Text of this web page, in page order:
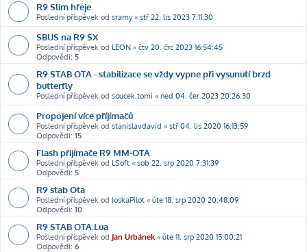
R9 Slim hřeje
Poslední příspěvek od sramy« stř 22. lis 2023 7:11:30
SBUS na R9 SX
Poslední příspěvek od LEON « čtv 20. črc 2023 16:54:45
Odpovědi: 5
R9 STAB OTA - stabilizace se vždy vypne při vysunutí brzd
butterfly
Poslední příspěvek od soucek.tomi « ned 04. čer 2023 20:26:30
Propojení více příjímačů
Poslední příspěvek od stanislavdavid « stř 04. lis 2020 16:13:59
Odpovědi: 15
Flash přijímače R9 MM-OTA
Poslední příspěvek od LSoft « sob 22. srp 2020 7:31:39
Odpovědi: 5
R9 stab Ota
Poslední příspěvek od JoskaPilot « úte 18. srp 2020 20:48:09
Odpovědi: 10
R9 STAB OTA.Lua
Poslední příspěvek od Jan Urbánek « úte 11. srp 2020 15:00:21
Odpovědi: 6